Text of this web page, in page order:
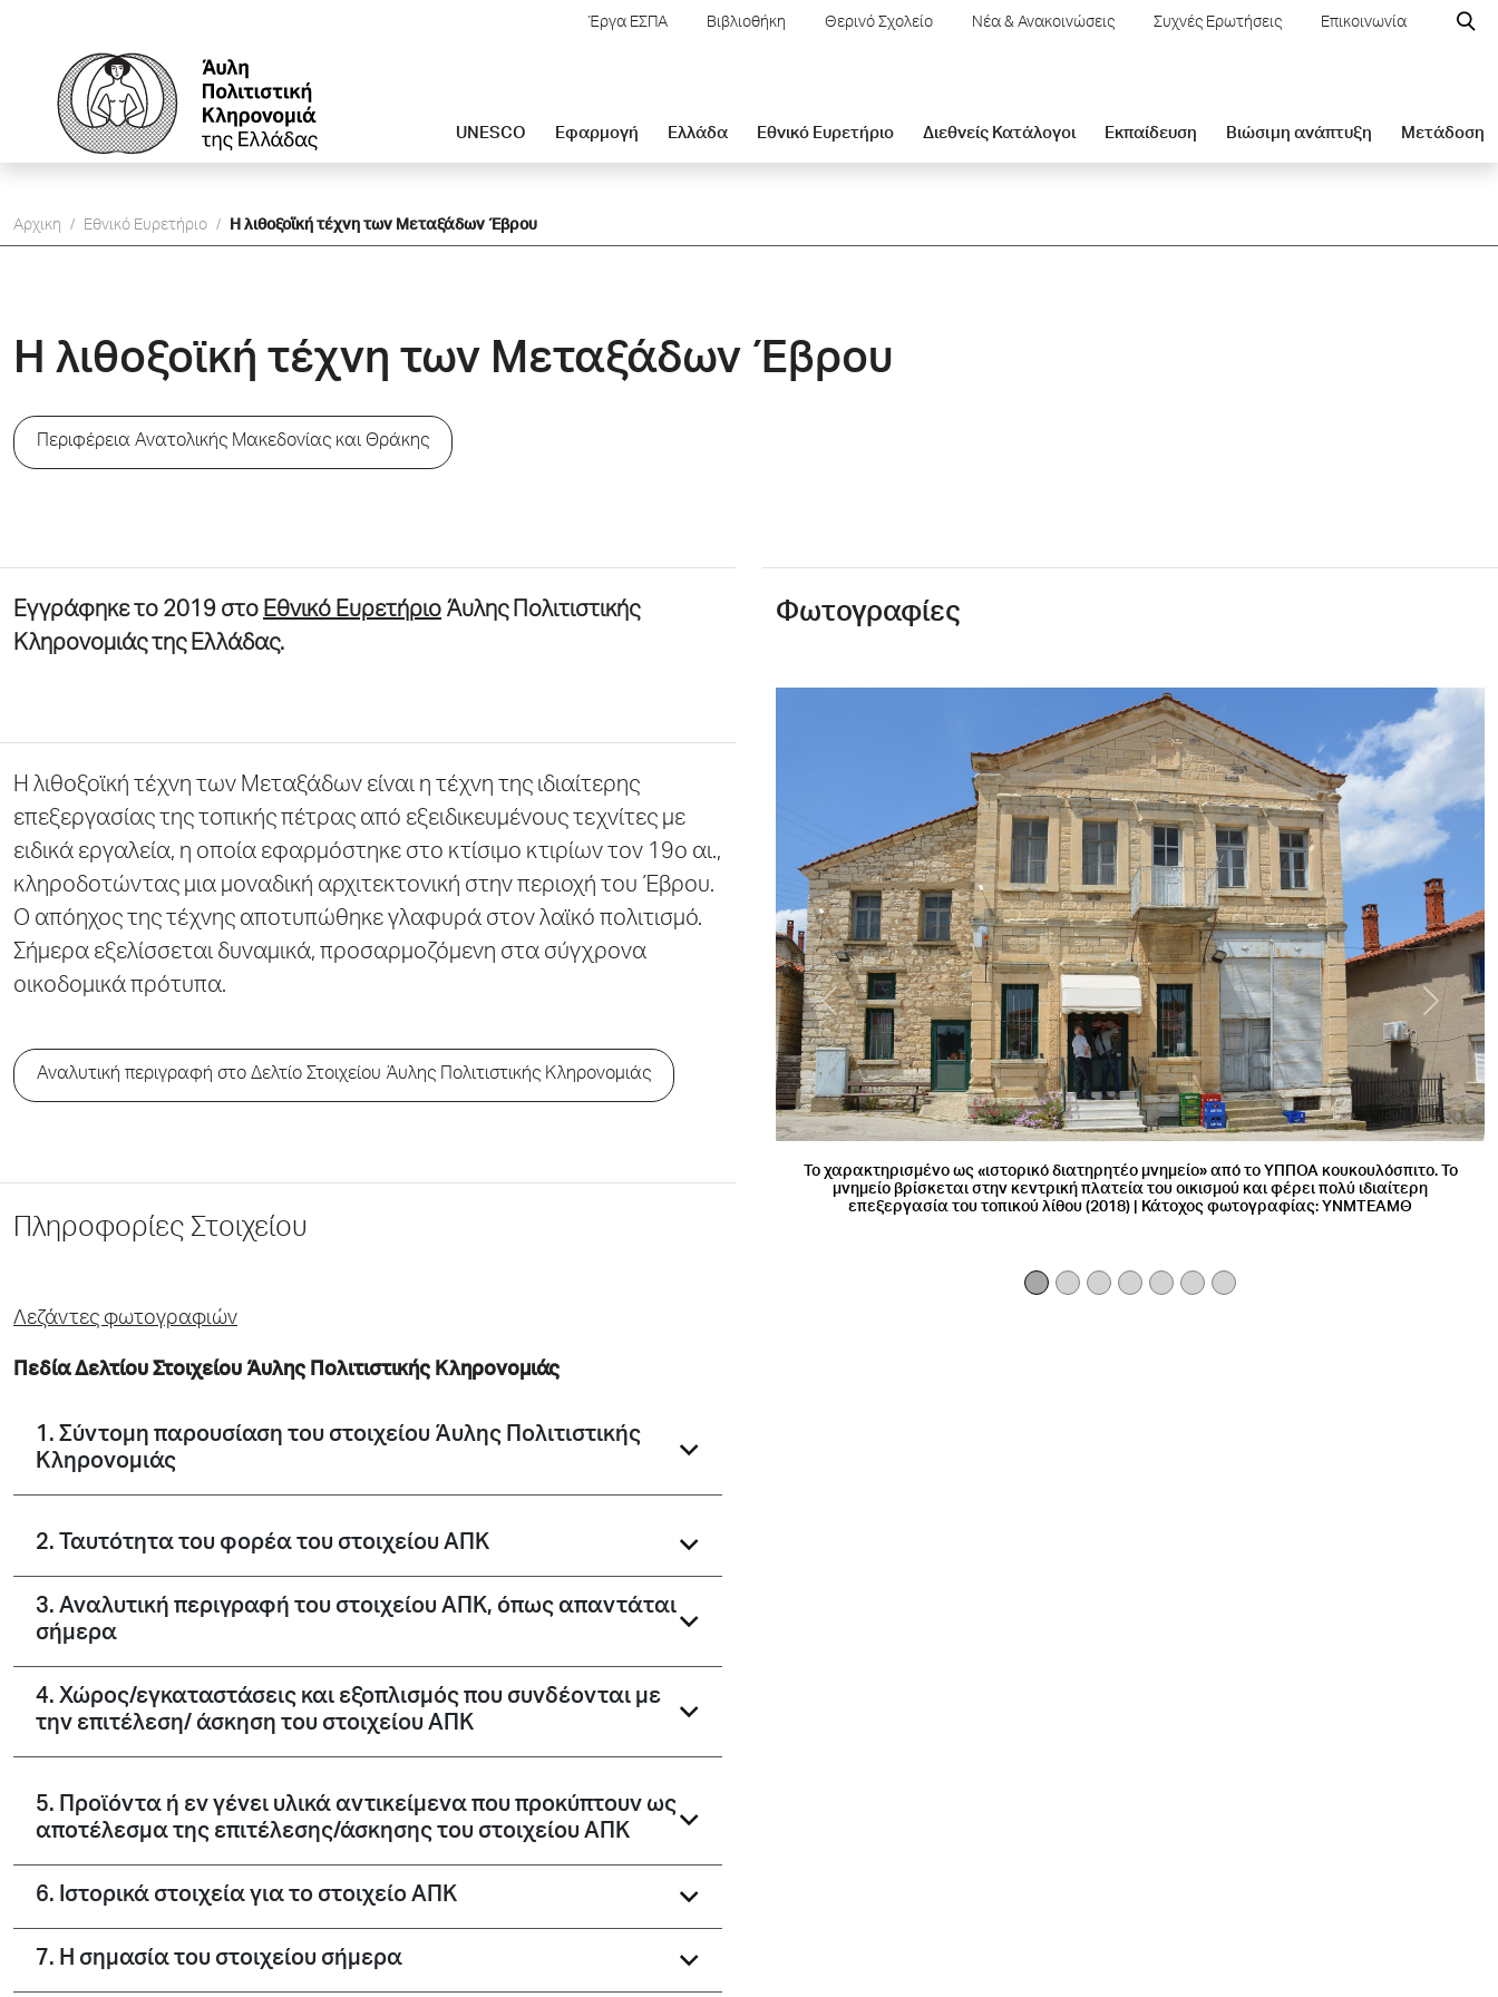
Έργα ΕΣΠΑ Βιβλιοθήκη Θερινό Σχολείο Νέα & Ανακοινώσεις Συχνές Ερωτήσεις Επικοινωνία
UNESCO Εφαρμογή Ελλάδα Εθνικό Ευρετήριο Διεθνείς Κατάλογοι Εκπαίδευση Βιώσιμη ανάπτυξη Μετάδοση
Αρχικη / Εθνικό Ευρετήριο / Η λιθοξοϊκή τέχνη των Μεταξάδων Έβρου
Η λιθοξοϊκή τέχνη των Μεταξάδων Έβρου
Περιφέρεια Ανατολικής Μακεδονίας και Θράκης
Εγγράφηκε το 2019 στο Εθνικό Ευρετήριο Άυλης Πολιτιστικής
Κληρονομιάς της Ελλάδας.
Η λιθοξοϊκή τέχνη των Μεταξάδων είναι η τέχνη της ιδιαίτερης
επεξεργασίας της τοπικής πέτρας από εξειδικευμένους τεχνίτες με
ειδικά εργαλεία, η οποία εφαρμόστηκε στο κτίσιμο κτιρίων τον 19ο αι.,
κληροδοτώντας μια μοναδική αρχιτεκτονική στην περιοχή του Έβρου.
Ο απόηχος της τέχνης αποτυπώθηκε γλαφυρά στον λαϊκό πολιτισμό.
Σήμερα εξελίσσεται δυναμικά, προσαρμοζόμενη στα σύγχρονα
οικοδομικά πρότυπα.
Αναλυτική περιγραφή στο Δελτίο Στοιχείου Άυλης Πολιτιστικής Κληρονομιάς
Πληροφορίες Στοιχείου
Λεζάντες φωτογραφιών
Πεδία Δελτίου Στοιχείου Άυλης Πολιτιστικής Κληρονομιάς
1. Σύντομη παρουσίαση του στοιχείου Άυλης Πολιτιστικής
Κληρονομιάς
2. Ταυτότητα του φορέα του στοιχείου ΑΠΚ
3. Αναλυτική περιγραφή του στοιχείου ΑΠΚ, όπως απαντάται
σήμερα
4. Χώρος/εγκαταστάσεις και εξοπλισμός που συνδέονται με
την επιτέλεση/ άσκηση του στοιχείου ΑΠΚ
5. Προϊόντα ή εν γένει υλικά αντικείμενα που προκύπτουν ως
αποτέλεσμα της επιτέλεσης/άσκησης του στοιχείου ΑΠΚ
6. Ιστορικά στοιχεία για το στοιχείο ΑΠΚ
7. Η σημασία του στοιχείου σήμερα
Φωτογραφίες
Χαρακτηριστικός δρόμος στους Μεταξάδες. Στον εικονιζόμενο δρόμο είναι εμφανή τα
χαρακτηριστικά κτίρια με τον εμφανή πορόλιθο. (2018) | Κάτοχος φωτογραφίας:
ΥΝΜΤΕΑΜΘ
Previous Next